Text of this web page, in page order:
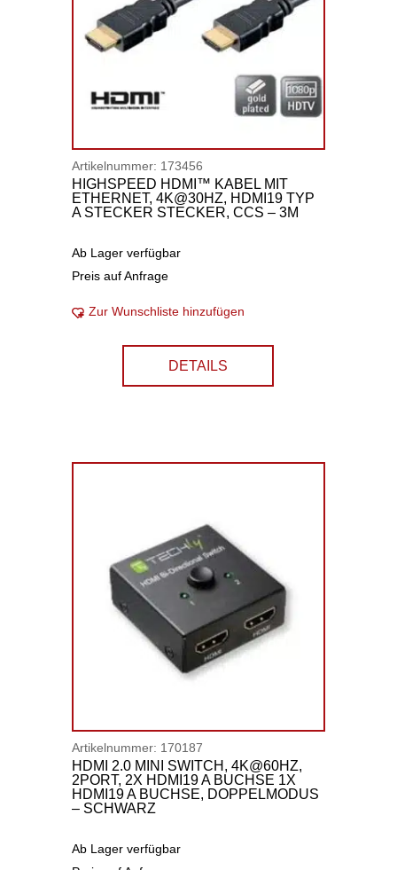
Artikelnummer: 173456
HIGHSPEED HDMI™ KABEL MIT
ETHERNET, 4K@30HZ, HDMI19 TYP
A STECKER STECKER, CCS – 3M
Ab Lager verfügbar
Preis auf Anfrage
Zur Wunschliste hinzufügen
DETAILS
Artikelnummer: 170187
HDMI 2.0 MINI SWITCH, 4K@60HZ,
2PORT, 2X HDMI19 A BUCHSE 1X
HDMI19 A BUCHSE, DOPPELMODUS
– SCHWARZ
Ab Lager verfügbar